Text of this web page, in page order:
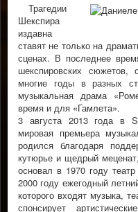
Трагедии
Шекспира
издавна
ставят не только на
сценах. В последнее
шекспировских
многие годы в разных
музыкальная драма
время и для «Гамлета».
3 августа 2013 года в
мировая премьера
родился благодаря
кутюрье и щедрый
основал в 1970 году
2000 году ежегодный
которого входят музыка,
спонсирует